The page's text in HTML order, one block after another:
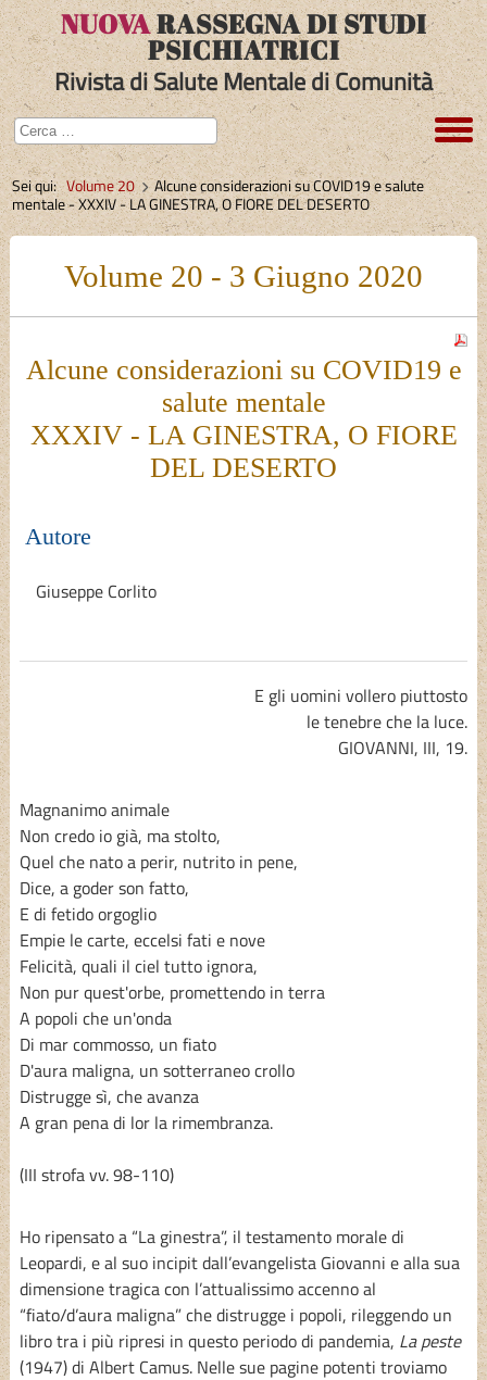
NUOVARASSEGNA DI STUDI
PSICHIATRICI
Rivista di Salute Mentale di Comunità
Sei qui:Volume 20
Alcune considerazioni su COVID19 e salute
mentale - XXXIV - LA GINESTRA, O FIORE DEL DESERTO
Volume 20 - 3 Giugno 2020
Alcune considerazioni su COVID19 e
salute mentale
XXXIV - LA GINESTRA, O FIORE
DEL DESERTO
Autore
Giuseppe Corlito
E gli uomini vollero piuttosto
le tenebre che la luce.
GIOVANNI, III, 19.
Magnanimo animale
Non credo io già, ma stolto,
Quel che nato a perir, nutrito in pene,
Dice, a goder son fatto,
E di fetido orgoglio
Empie le carte, eccelsi fati e nove
Felicità, quali il ciel tutto ignora,
Non pur quest'orbe, promettendo in terra
A popoli che un'onda
Di mar commosso, un fiato
D'aura maligna, un sotterraneo crollo
Distrugge sì, che avanza
A gran pena di lor la rimembranza.
(III strofa vv. 98-110)
Ho ripensato a “La ginestra”, il testamento morale di
Leopardi, e al suo incipit dall’evangelista Giovanni e alla sua
dimensione tragica con l’attualissimo accenno al
“fiato/d’aura maligna” che distrugge i popoli, rileggendo un
libro tra i più ripresi in questo periodo di pandemia, La peste
(1947) di Albert Camus. Nelle sue pagine potenti troviamo